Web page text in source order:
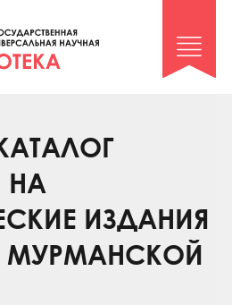
архив»
НА
ИЗДАНИЯ
МУРМАНСКОЙ